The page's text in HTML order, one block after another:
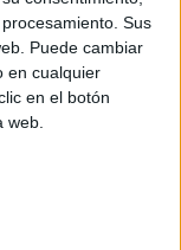
Sus
Puede cambiar
en cualquier
en el botón
web.